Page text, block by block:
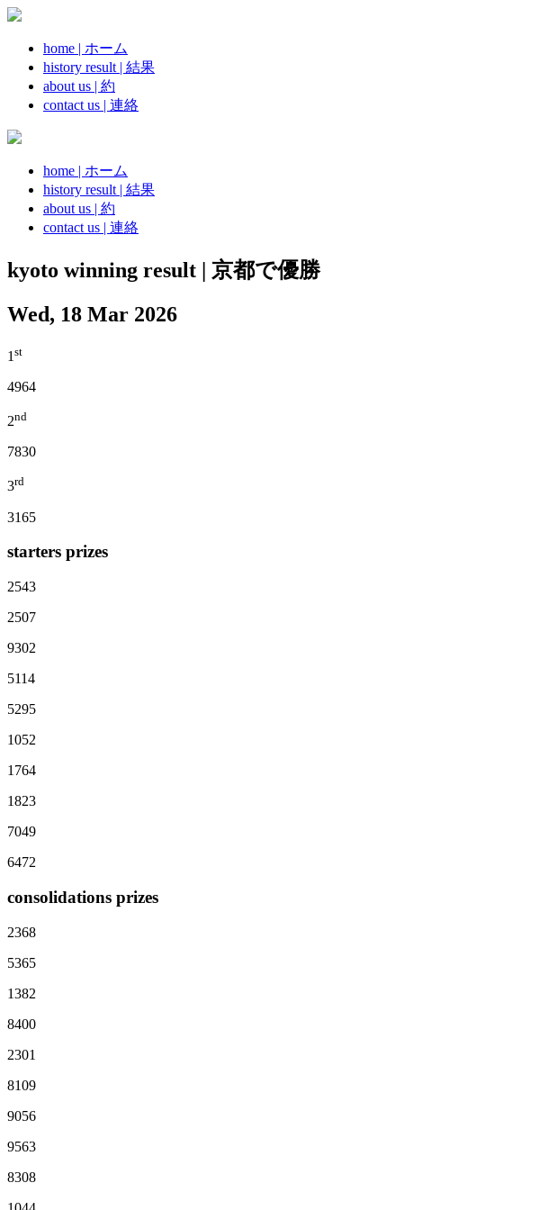
home | ホーム
history result | 結果
about us | 約
contact us | 連絡
home | ホーム
history result | 結果
about us | 約
contact us | 連絡
kyoto winning result | 京都で優勝
Wed, 18 Mar 2026
1 st
4964
2nd
7830
3rd
3165
starters prizes
2543
2507
9302
5114
5295
1052
1764
1823
7049
6472
consolidations prizes
2368
5365
1382
8400
2301
8109
9056
9563
8308